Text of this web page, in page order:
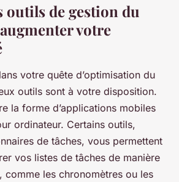
outils de gestion du
votre
votre quête d’optimisation du
outils sont à votre disposition.
la forme d’applications mobiles
ordinateur. Certains outils,
de tâches, vous permettent
vos listes de tâches de manière
comme les chronomètres ou les